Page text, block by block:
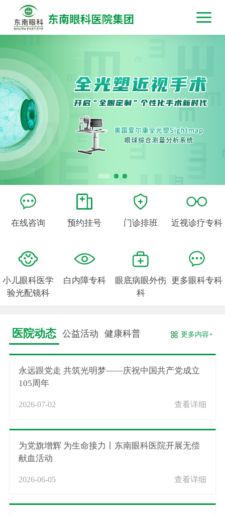
在线咨询 预约挂号 门诊排班 近视诊疗专科
小儿眼科医学
验光配镜科
白内障专科
眼底病眼外伤
科
更多眼科专科
医院动态 公益活动 健康科普 更多内容+
永远跟党走 共筑光明梦——庆祝中国共产党成立
105周年
2026-07-02 查看详细
为党旗增辉 为生命接力丨东南眼科医院开展无偿
献血活动
2026-06-05 查看详细